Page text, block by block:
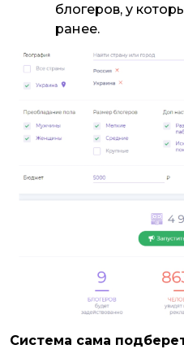
блогеров, у
ранее.
Система сама